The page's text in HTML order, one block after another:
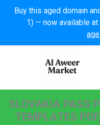
Buy this aged domain
1) — now available
SLOVAKIA PASS
TEMPLATES